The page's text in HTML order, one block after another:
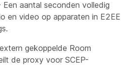
aantal seconden volledig
en video op apparaten in E2EE
gekoppelde Room
de proxy voor SCEP-